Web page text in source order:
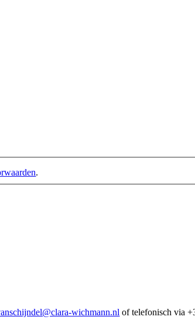
.
wichmann.nl of telefonisch via